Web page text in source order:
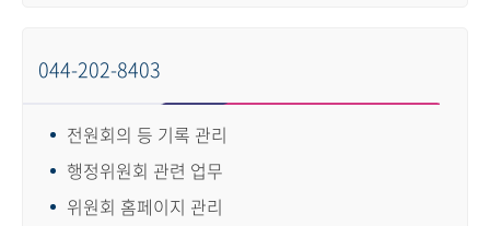
044-202-8403
전원회의 등 기록 관리
행정위원회 관련 업무
위원회 홈페이지 관리